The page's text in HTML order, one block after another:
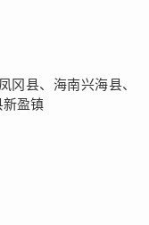
冈县、海南兴海县、
新盈镇